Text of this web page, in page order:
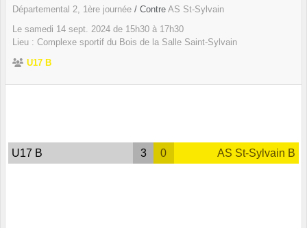
Départemental 2, 1ère journée / Contre AS St-Sylvain
Le samedi 14 sept. 2024 de 15h30 à 17h30
Lieu : Complexe sportif du Bois de la Salle Saint-Sylvain
U17 B
U17 B 3 0 AS St-Sylvain B